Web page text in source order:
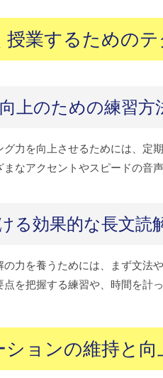
授業するためのテ
上のための練習方
力を向上させるためには、定
なアクセントやスピードの音
る効果的な長文読
力を養うためには、まず文法
を把握する練習や、時間を計
ョンの維持と向